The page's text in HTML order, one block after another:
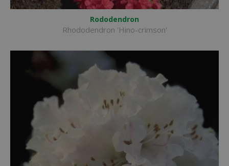
Rododendron
Rhododendron 'Hino-crimson'